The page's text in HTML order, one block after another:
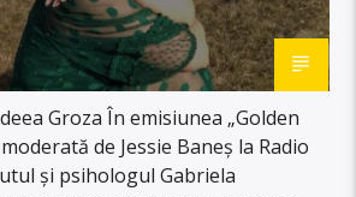
Groza În emisiunea „Golden
de Jessie Baneș la Radio
și psihologul Gabriela